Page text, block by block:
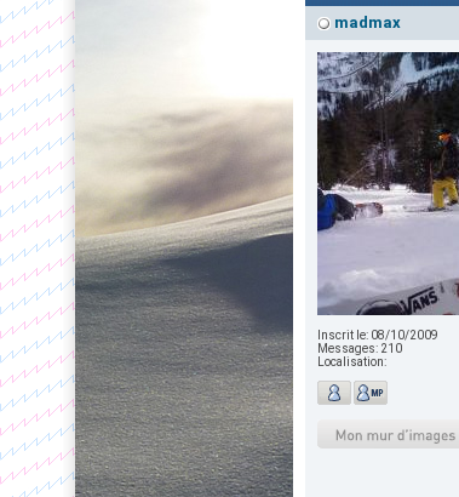
madmax
Inscrit le: 08/10/2009
Messages: 210
Localisation: